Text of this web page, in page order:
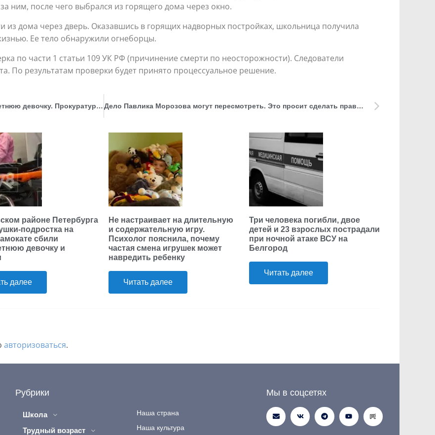
ним, после чего выбрался из горящего дома через окно.
дома через дверь. Оказавшись в горящих надворных постройках, школьница получила
Ее тело обнаружили огнеборцы.
по части 1 статьи 109 УК РФ (причинение смерти по неосторожности). Следователи
По результатам проверки будет принято процессуальное решение.
Воспитанники детского сада искусали трехлетнюю девочку. Прокуратура проведет проверку Дело Павлика Морозова могут пересмотреть. Это просит сделать правнук убийцы пионера-героя
районе Петербурга
подростка на
сбили
девочку и
далее
Не настраивает на длительную
и содержательную игру.
Психолог пояснила, почему
частая смена игрушек может
навредить ребенку
Читать далее
Три человека погибли, двое
детей и 23 взрослых пострадали
при ночной атаке ВСУ на
Белгород
Читать далее
авторизоваться.
Рубрики
Школа
Трудный возраст
Наша страна
Наша культура
Мы в соцсетях